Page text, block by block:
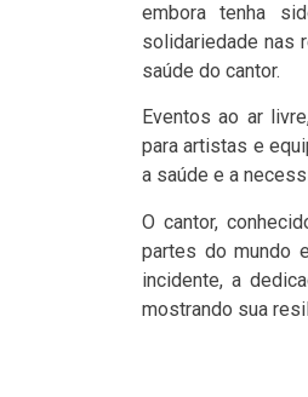
embora tenha
solidariedade nas
saúde do cantor.
Eventos ao ar
para artistas e
a saúde e a
O cantor,
partes do mundo
incidente, a
mostrando sua